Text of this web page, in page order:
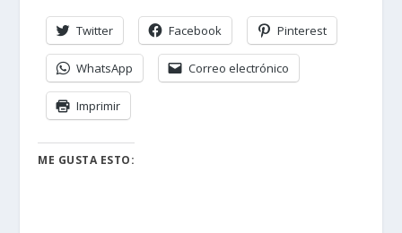
Twitter Facebook Pinterest
WhatsApp Correo electrónico
Imprimir
ME GUSTA ESTO: